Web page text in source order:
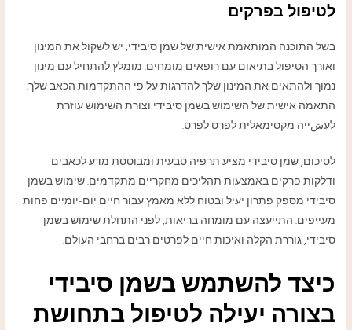
לטיפול בפרקים
בשל התוכנה המותאמת אישית של שמן סיבידי, יש לשקול את המינון
ואורך הטיפול בתיאום עם רופאים מומחים. מומלץ להתחיל עם מינון
נמוך ולהתאים את המינון שלך להדרגות על פי ההתקדמות הכאב שלך.
התאמה אישית של השימוש בשמן סיבידי וצורת השימוש עוזרת
לעشייה מקסימאלית לפרט לפרט.
לסיכום, שמן סיבידי מציע תרפיה טבעית ומבוססת מדע לכאבים
ודלקות פרקים באמצעות תהליכים מחקריים מתקדמים. שימוש בשמן
סיבידי מספק פתרון יעיל ובטוח ללא מאמץ עבור חיים יום-יומיים פחות
מעייפים. התייעצה עם מומחה בריאות, לפני התחלת שימוש בשמן
סיבידי, גוררת הקלה ואיכות חיים לפרטים רבים ברחבי העולם.
כיצד להשתמש בשמן סיבידי
בצורה יעילה לטיפול בתחושת